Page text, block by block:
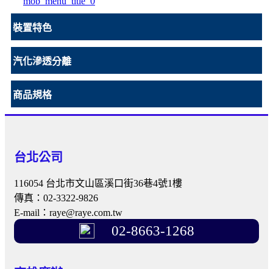
裝置特色
汽化滲透分離
商品規格
台北公司
116054 台北市文山區溪口街36巷4號1樓
傳真：02-3322-9826
E-mail：raye@raye.com.tw
02-8663-1268